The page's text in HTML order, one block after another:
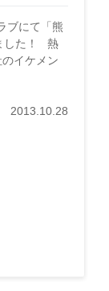
ブにて「熊
した！ 熱
イケメン
2013.10.28